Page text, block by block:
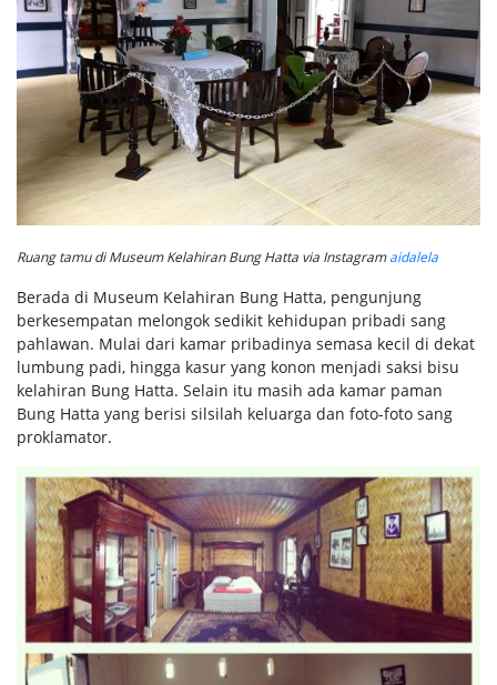
Ruang tamu di Museum Kelahiran Bung Hatta via Instagramaidalela
Berada di Museum Kelahiran Bung Hatta, pengunjung
berkesempatan melongok sedikit kehidupan pribadi sang
pahlawan. Mulai dari kamar pribadinya semasa kecil di dekat
lumbung padi, hingga kasur yang konon menjadi saksi bisu
kelahiran Bung Hatta. Selain itu masih ada kamar paman
Bung Hatta yang berisi silsilah keluarga dan foto-foto sang
proklamator.